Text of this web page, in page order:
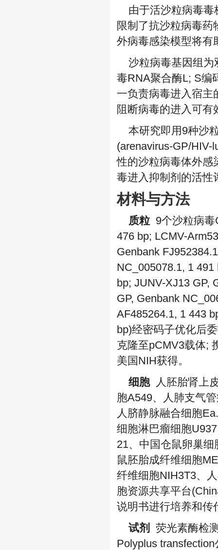
由于活沙粒病毒
限制了抗沙粒病毒
外病毒感染模型将有
沙粒病毒基因组
毒RNA聚合酶L; S编
一负责病毒进入宿主
阻断病毒的进入可有
本研究即用9种沙
(arenavirus-GP/HIV-
性的沙粒病毒体外感
毒进入抑制剂的活性
材料与方法
质粒 9个沙粒病
476 bp; LCMV-
Genbank
NC_005078.1, 1
bp; JUNV-XJ13 GP,
GP, Genbank
AF485264.1, 1 443
bp)经密码子优化后
克隆至pCMV3载体;
美国NIH获得。
细胞人胚胎肾上
胞A549、人肺支气
人脐静脉融合细胞
细胞淋巴瘤细胞
21、中国仓鼠卵巢
鼠胚胎成纤维细胞
纤维细胞NIH3T3、
胞资源共享平台
说明书进行培养和传
试剂
荧光素酶检
Polyplus